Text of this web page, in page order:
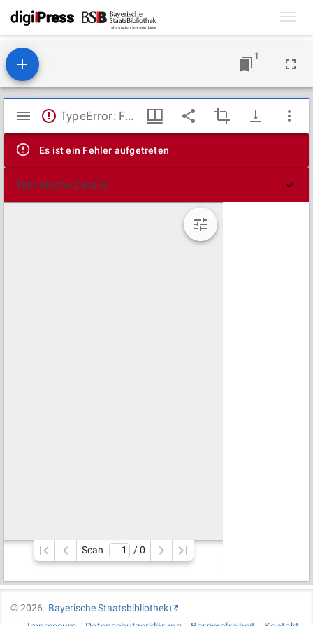
1
Mirador
Viewer
TypeError: Failed to fetch
Es ist ein Fehler aufgetreten
Technische Details
Scan / 0
©2026
Bayerische Staatsbibliothek